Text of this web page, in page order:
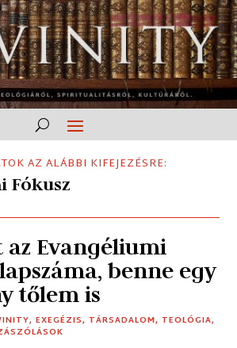
AZ ALÁBBI KIFEJEZÉSRE:
Fókusz
az Evangéliumi
benne egy
tőlem is
,EXEGÉZIS, TÁRSADALOM, TEOLÓGIA,